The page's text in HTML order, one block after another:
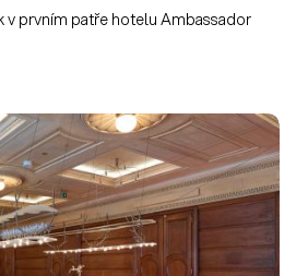
v prvním patře hotelu Ambassador